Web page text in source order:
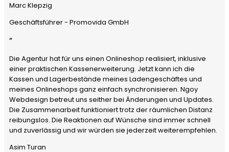
Marc Klepzig
Geschäftsführer - Promovida GmbH
”
Die Agentur hat für uns einen Onlineshop realisiert, inklusive
einer praktischen Kassenerweiterung. Jetzt kann ich die
Kassen und Lagerbestände meines Ladengeschäftes und
meines Onlineshops ganz einfach synchronisieren. Ngoy
Webdesign betreut uns seither bei Änderungen und Updates.
Die Zusammenarbeit funktioniert trotz der räumlichen Distanz
reibungslos. Die Reaktionen auf Wünsche sind immer schnell
und zuverlässig und wir würden sie jederzeit weiterempfehlen.
Asim Turan